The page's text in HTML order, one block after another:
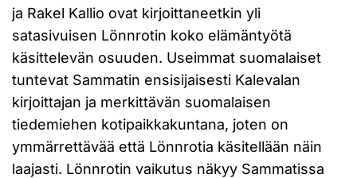
ja Rakel Kallio ovat kirjoittaneetkin yli
satasivuisen Lönnrotin koko elämäntyötä
käsittelevän osuuden. Useimmat suomalaiset
tuntevat Sammatin ensisijaisesti Kalevalan
kirjoittajan ja merkittävän suomalaisen
tiedemiehen kotipaikkakuntana, joten on
ymmärrettävää että Lönnrotia käsitellään näin
laajasti. Lönnrotin vaikutus näkyy Sammatissa